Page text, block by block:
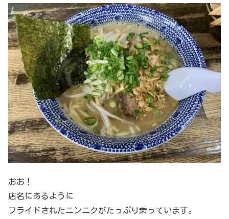
おお！
店名にあるように
フライドされたニンニクがたっぷり乗っています。